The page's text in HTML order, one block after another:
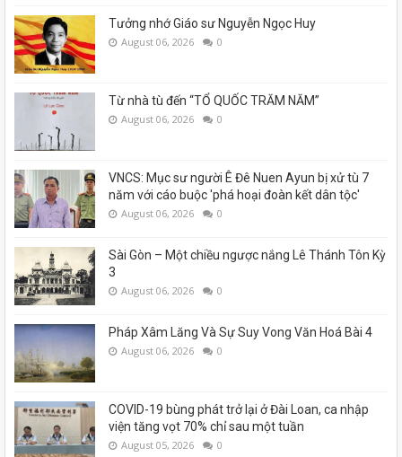
Tưởng nhớ Giáo sư Nguyễn Ngọc Huy
August 06, 2026 0
Từ nhà tù đến “TỔ QUỐC TRĂM NĂM”
August 06, 2026 0
VNCS: Mục sư người Ê Đê Nuen Ayun bị xử tù 7
năm với cáo buộc 'phá hoại đoàn kết dân tộc'
August 06, 2026 0
Sài Gòn – Một chiều ngược nắng Lê Thánh Tôn Kỳ
3
August 06, 2026 0
Pháp Xâm Lăng Và Sự Suy Vong Văn Hoá Bài 4
August 06, 2026 0
COVID-19 bùng phát trở lại ở Đài Loan, ca nhập
viện tăng vọt 70% chỉ sau một tuần
August 05, 2026 0